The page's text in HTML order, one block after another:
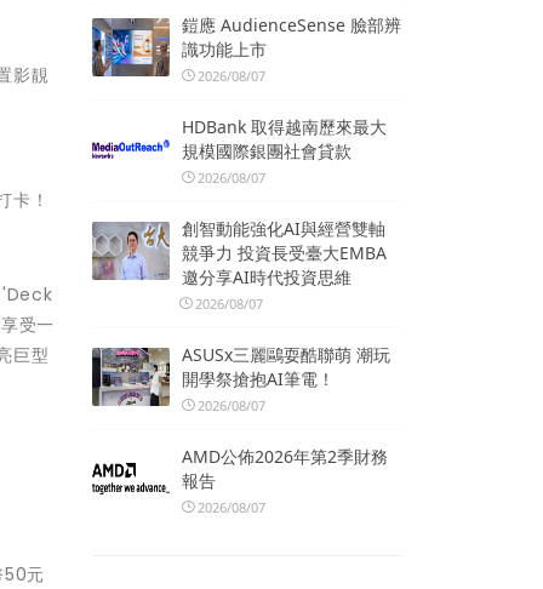
影靚
卡！
受一
巨型
50元
鎧應 AudienceSense 臉部辨
識功能上市
2026/08/07
HDBank 取得越南歷來最大
規模國際銀團社會貸款
2026/08/07
創智動能強化AI與經營雙軸
競爭力 投資長受臺大EMBA
邀分享AI時代投資思維
2026/08/07
ASUSx三麗鷗耍酷聯萌 潮玩
開學祭搶抱AI筆電！
2026/08/07
AMD公佈2026年第2季財務
報告
2026/08/07